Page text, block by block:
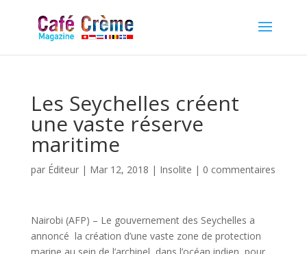
Les Seychelles créent
une vaste réserve
maritime
par Éditeur| Mar 12, 2018 | Insolite | 0 commentaires
Nairobi (AFP) – Le gouvernement des Seychelles a
annoncé la création d’une vaste zone de protection